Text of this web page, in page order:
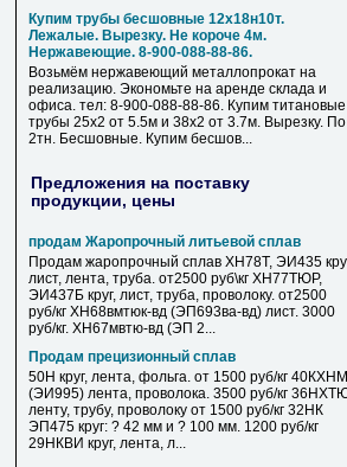
Купим трубы бесшовные 12х18н10т.
Лежалые. Вырезку. Не короче 4м.
Нержавеющие. 8-900-088-88-86.
Возьмём нержавеющий металлопрокат на
реализацию. Экономьте на аренде склада и
офиса. тел: 8-900-088-88-86. Купим титановые
трубы 25х2 от 5.5м и 38х2 от 3.7м. Вырезку. По
2тн. Бесшовные. Купим бесшов...
Предложения на поставку
продукции, цены
продам Жаропрочный литьевой сплав
Продам жаропрочный сплав ХН78Т, ЭИ435
лист, лента, труба. от2500 руб\кг ХН77ТЮР,
ЭИ437Б круг, лист, труба, проволоку. от2500
руб/кг ХН68вмтюк-вд (ЭП693ва-вд) лист. 3000
руб/кг. ХН67мвтю-вд (ЭП 2...
Продам прецизионный сплав
50Н круг, лента, фольга. от 1500 руб/кг 40КХНМ
(ЭИ995) лента, проволока. 3500 руб/кг
ленту, трубу, проволоку от 1500 руб/кг 32НК
ЭП475 круг: ? 42 мм и ? 100 мм. 1200 руб/кг
29НКВИ круг, лента, л...